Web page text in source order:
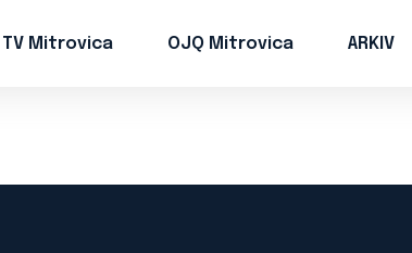
TV Mitrovica OJQ Mitrovica ARKIV